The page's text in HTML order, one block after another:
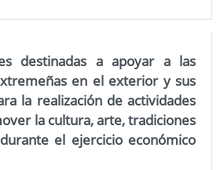
para concesión a proyectos para el
arte, tradiciones y gastronomía
para concesión a proyectos
destinadas a apoyar a las
en el exterior y sus
la realización de actividades
la cultura, arte, tradiciones
el ejercicio económico